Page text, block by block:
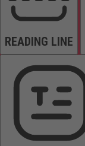
READING LINE